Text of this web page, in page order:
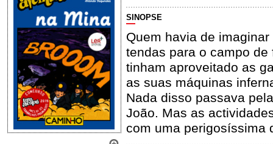
SINOPSE
Quem havia de
tendas para o campo
tinham aproveitado as
as suas máquinas
Nada disso passava
João. Mas as
com uma perigosíssima